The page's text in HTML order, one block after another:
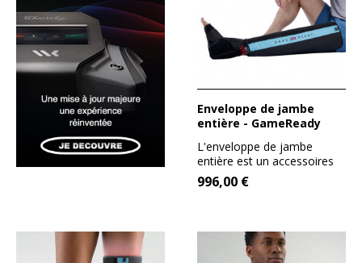
Enveloppe de jambe
entière - GameReady
L'enveloppe de jambe
entière est un accessoires
pour l'appareil
GAMEREADY....
996,00 €